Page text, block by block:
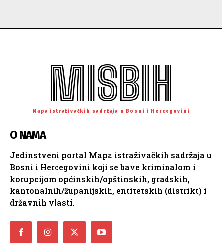
MISBIH
Mapa istraživačkih sadržaja u Bosni i Hercegovini
O NAMA
Jedinstveni portal Mapa istraživačkih sadržaja u
Bosni i Hercegovini koji se bave kriminalom i
korupcijom općinskih/opštinskih, gradskih,
kantonalnih/županijskih, entitetskih (distrikt) i
državnih vlasti.